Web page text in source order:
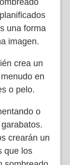
una forma
imagen.
crea un
en
o pelo.
o
crearán un
que los